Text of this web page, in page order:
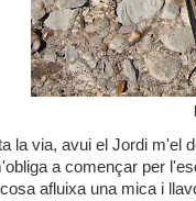
la via, avui el Jordi m'el
a començar per
afluixa una mica i